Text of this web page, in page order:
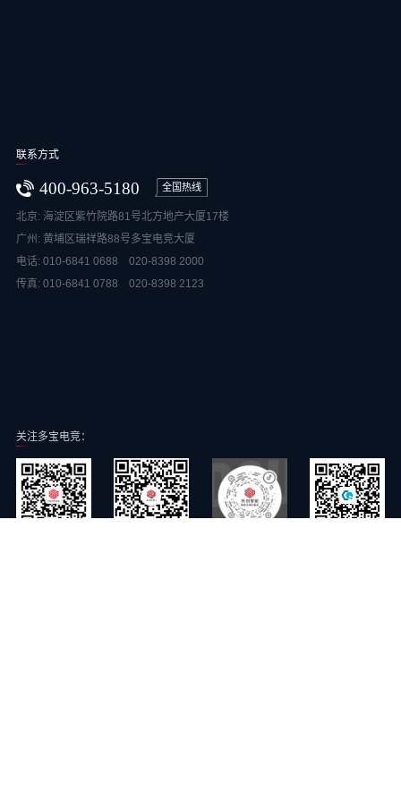
联系方式
400-963-5180 全国热线
北京: 海淀区紫竹院路81号北方地产大厦17楼
广州: 黄埔区瑞祥路88号多宝电竞大厦
电话: 010-6841 0688 020-8398 2000
传真: 010-6841 0788 020-8398 2123
关注多宝电竞：